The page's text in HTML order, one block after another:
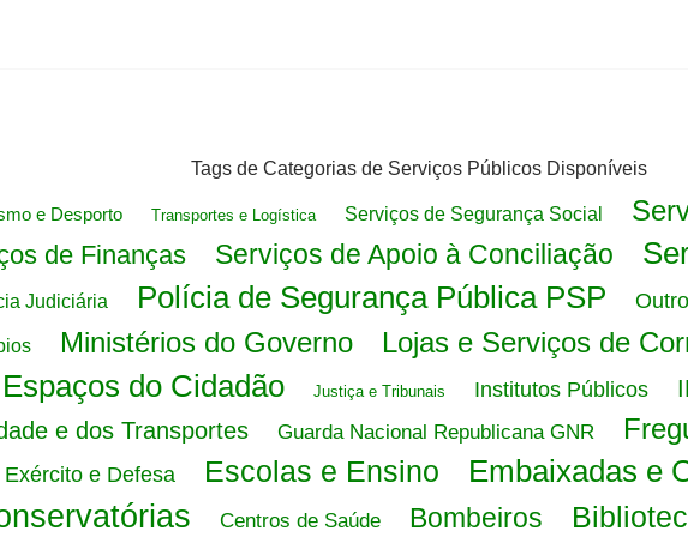
Tags de Categorias de Serviços Públicos Disponíveis
e Desporto Transportes e Logística Serviços de Segurança Social
de Finanças Serviços de Apoio à Conciliação
Judiciária Polícia de Segurança Pública PSP
Ministérios do Governo Lojas e Serviços de
do Cidadão Justiça e Tribunais Institutos Públicos
e dos Transportes
Guarda Nacional Republicana GNR
Exército e Defesa Escolas e Ensino
Embaixadas e
Centros de Saúde Bombeiros